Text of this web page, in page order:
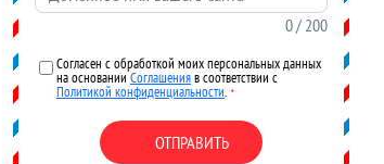
0/ 200
Согласен с обработкой моих персональных данных
на основанииСоглашенияв соответствии с
Политикой конфиденциальности
*
ОТПРАВИТЬ